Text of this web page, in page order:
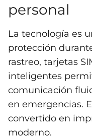
personal
La tecnología es
protección
rastreo, tarjetas
inteligentes
comunicación
en emergencias.
convertido en
moderno.